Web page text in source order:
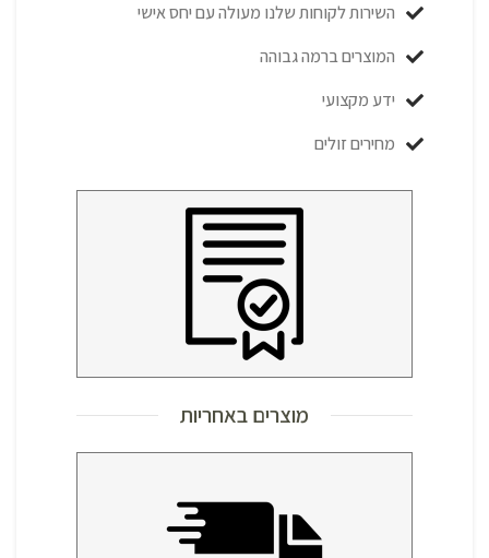
השירות לקוחות שלנו מעולה עם יחס אישי
המוצרים ברמה גבוהה
ידע מקצועי
מחירים זולים
מוצרים באחריות